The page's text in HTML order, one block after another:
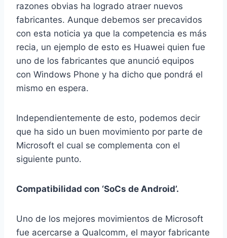
razones obvias ha logrado atraer nuevos
fabricantes. Aunque debemos ser precavidos
con esta noticia ya que la competencia es más
recia, un ejemplo de esto es Huawei quien fue
uno de los fabricantes que anunció equipos
con Windows Phone y ha dicho que pondrá el
mismo en espera.
Independientemente de esto, podemos decir
que ha sido un buen movimiento por parte de
Microsoft el cual se complementa con el
siguiente punto.
Compatibilidad con ‘SoCs de Android’.
Uno de los mejores movimientos de Microsoft
fue acercarse a Qualcomm, el mayor fabricante